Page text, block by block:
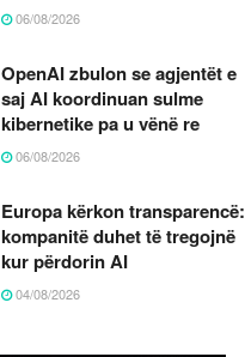
06/08/2026
OpenAI zbulon se agjentët e
saj AI koordinuan sulme
kibernetike pa u vënë re
06/08/2026
Europa kërkon transparencë:
kompanitë duhet të tregojnë
kur përdorin AI
04/08/2026